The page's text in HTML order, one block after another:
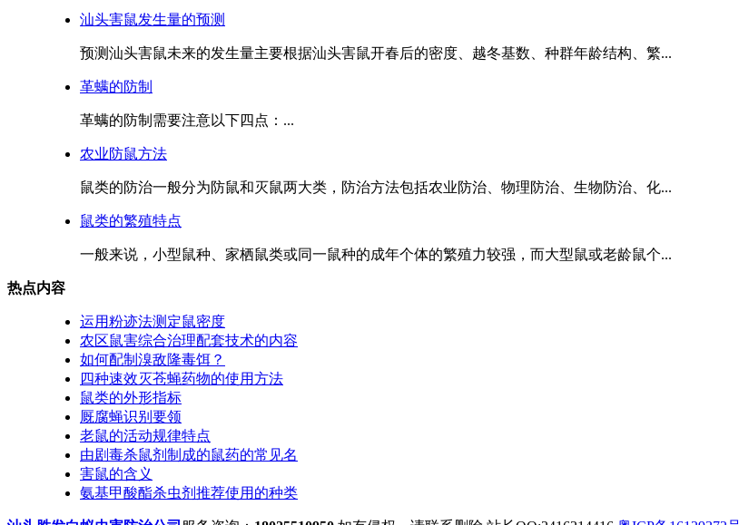
汕头害鼠发生量的预测
预测汕头害鼠未来的发生量主要根据汕头害鼠开春后的密度、越冬基数、种群年龄结构、繁...
革螨的防制
革螨的防制需要注意以下四点：...
农业防鼠方法
鼠类的防治一般分为防鼠和灭鼠两大类，防治方法包括农业防治、物理防治、生物防治、化...
鼠类的繁殖特点
一般来说，小型鼠种、家栖鼠类或同一鼠种的成年个体的繁殖力较强，而大型鼠或老龄鼠个...
热点内容
运用粉迹法测定鼠密度
农区鼠害综合治理配套技术的内容
如何配制溴敌隆毒饵？
四种速效灭苍蝇药物的使用方法
鼠类的外形指标
厩腐蝇识别要领
老鼠的活动规律特点
由剧毒杀鼠剂制成的鼠药的常见名
害鼠的含义
氨基甲酸酯杀虫剂推荐使用的种类